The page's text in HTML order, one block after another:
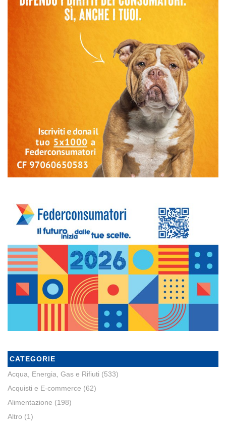
CATEGORIE
Acqua, Energia, Gas e Rifiuti (533)
Acquisti e E-commerce (62)
Alimentazione (198)
Altro (1)